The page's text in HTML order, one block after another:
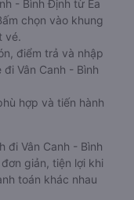
chọn. Đây cũng có
không biết nên
cạnh đó, việc đảm
sau khi đặt vé xe đi
giữa nhà xe với
được đảm bảo
nhất, được hưởng
- Đắk Lắk Vân Canh
tại website